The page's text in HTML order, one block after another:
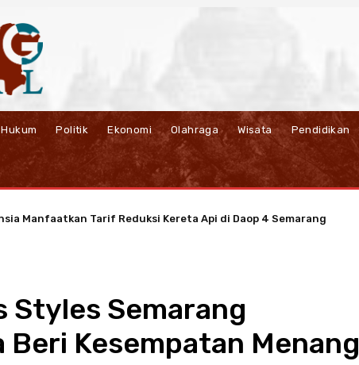
Hukum Politik Ekonomi Olahraga Wisata Pendidikan
Manfaatkan Tarif Reduksi Kereta Api di Daop 4 Semarang
PLN UIP JBT Dorong Ekonomi Sirkular Berbasis Listrik di Salatiga
Styles Semarang
Beri Kesempatan Menang